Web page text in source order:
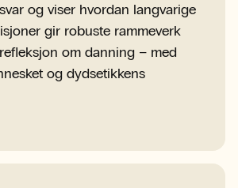
og viser hvordan langvarige
gir robuste rammeverk
om danning – med
og dydsetikkens